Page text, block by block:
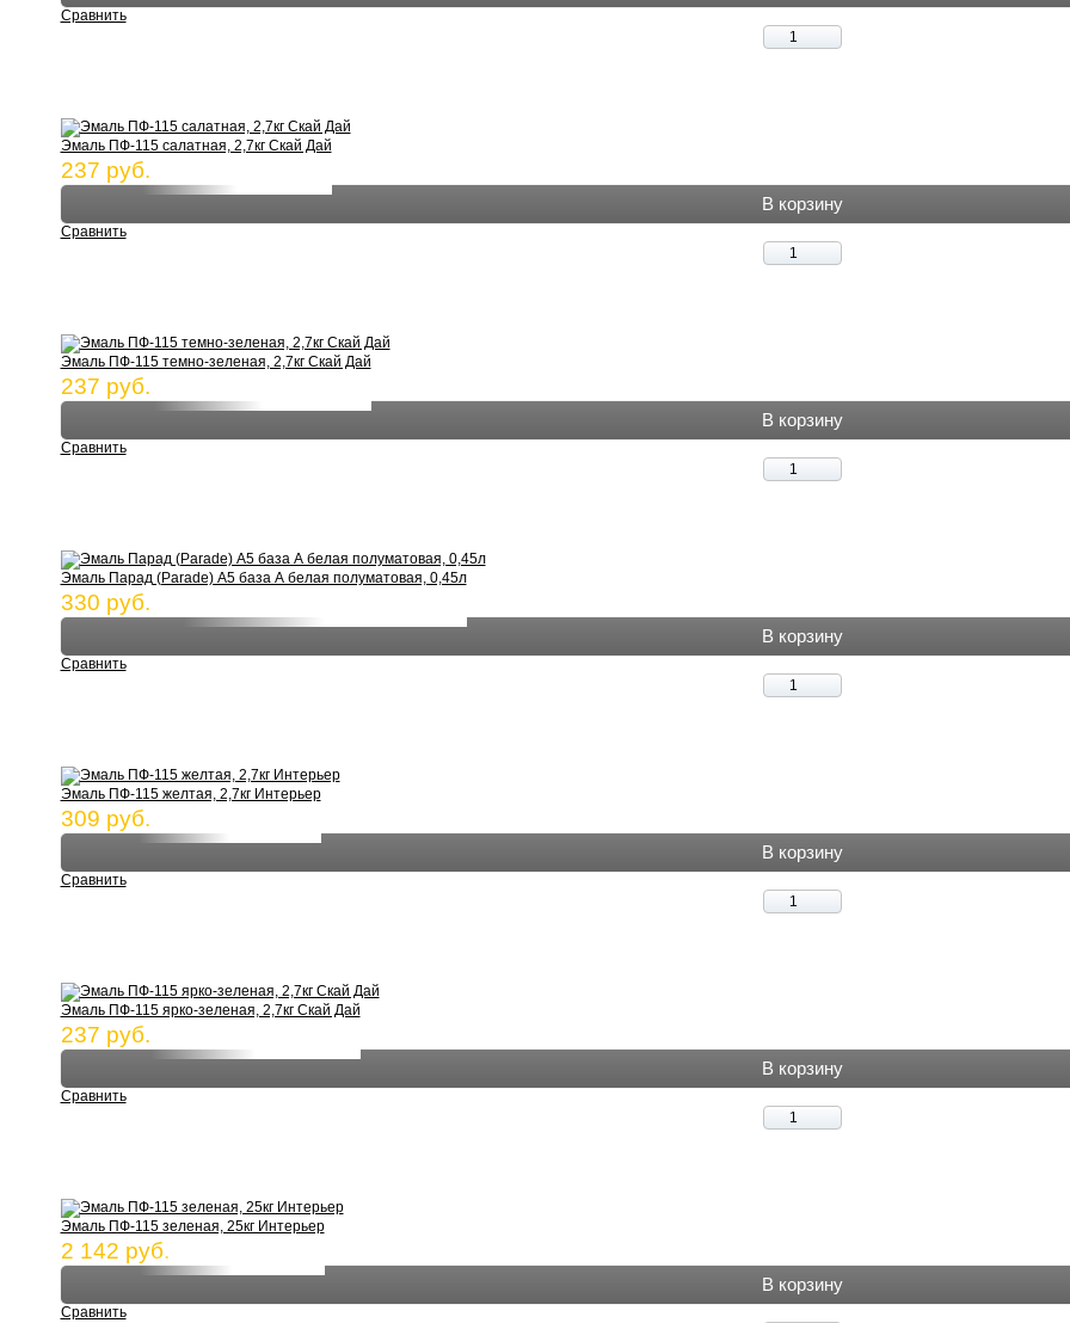
Сравнить
Эмаль ПФ-115 салатная, 2,7кг Скай Дай
237 руб.
В корзину
Сравнить
Эмаль ПФ-115 темно-зеленая, 2,7кг Скай Дай
237 руб.
В корзину
Сравнить
Эмаль Парад (Parade) А5 база А белая полуматовая, 0,45л
330 руб.
В корзину
Сравнить
Эмаль ПФ-115 желтая, 2,7кг Интерьер
309 руб.
В корзину
Сравнить
Эмаль ПФ-115 ярко-зеленая, 2,7кг Скай Дай
237 руб.
В корзину
Сравнить
Эмаль ПФ-115 зеленая, 25кг Интерьер
2 142 руб.
В корзину
Сравнить